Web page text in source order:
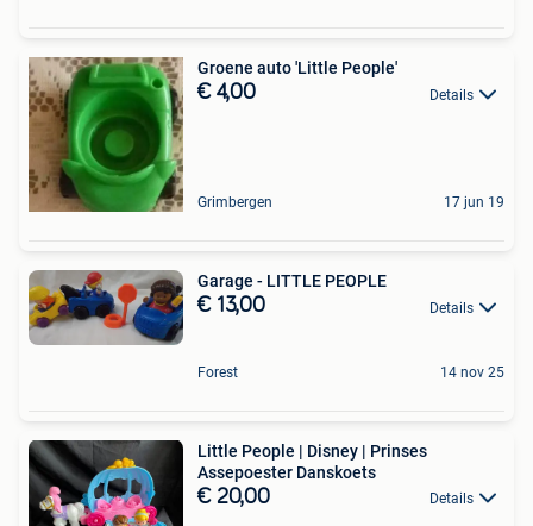
Groene auto 'Little People'
€ 4,00 Details
Grimbergen 17 jun 19
Garage - LITTLE PEOPLE
€ 13,00 Details
Forest 14 nov 25
Little People | Disney | Prinses
Assepoester Danskoets
€ 20,00 Details